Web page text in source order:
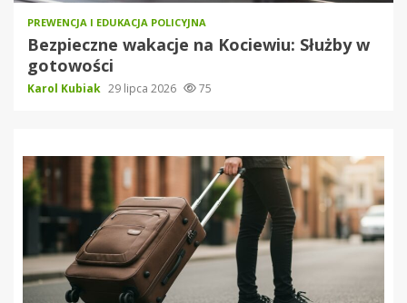
PREWENCJA I EDUKACJA POLICYJNA
Bezpieczne wakacje na Kociewiu: Służby w
gotowości
Karol Kubiak 29 lipca 2026 75